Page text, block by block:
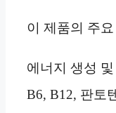
이 제품의 주
에너지 생성
B6, B12, 판토